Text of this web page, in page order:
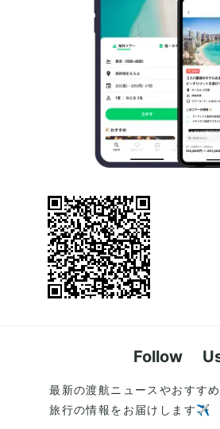
Follow
最新の渡航ニュースやおすす
旅行の情報をお届けします✈️